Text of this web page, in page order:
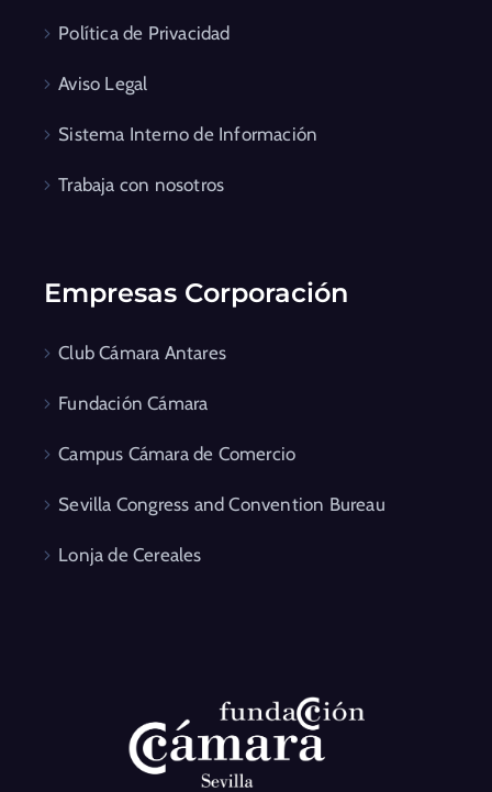
Política de Privacidad
Aviso Legal
Sistema Interno de Información
Trabaja con nosotros
Empresas Corporación
Club Cámara Antares
Fundación Cámara
Campus Cámara de Comercio
Sevilla Congress and Convention Bureau
Lonja de Cereales